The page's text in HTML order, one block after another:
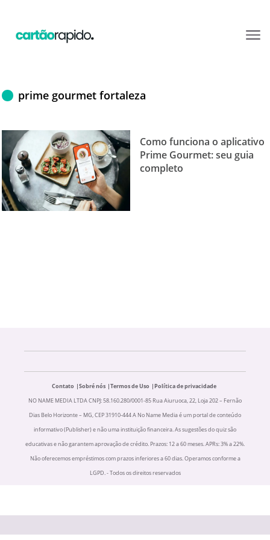
prime gourmet fortaleza
Como funciona o aplicativo
Prime Gourmet: seu guia
completo
Contato Sobré nós Termos de Uso
Política de privacidade
NO NAME MEDIA LTDA CNPJ: 58.160.280/0001-85 Rua Aiuruoca, 22, Loja 202 – Fernão
Dias Belo Horizonte – MG, CEP 31910-444 A No Name Media é um portal de conteúdo
informativo (Publisher) e não uma instituição financeira. As sugestões do quiz são
educativas e não garantem aprovação de crédito. Prazos: 12 a 60 meses. APRs: 3% a 22%.
Não oferecemos empréstimos com prazos inferiores a 60 dias. Operamos conforme a
LGPD. - Todos os direitos reservados